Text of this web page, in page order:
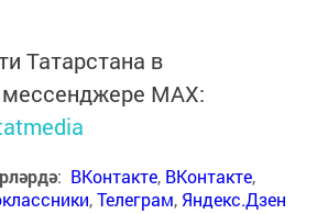
Татарстана в
MАХ:
: ВКонтакте, ВКонтакте,
,Телеграм, Яндекс.Дзен